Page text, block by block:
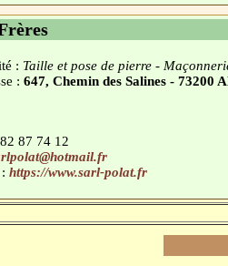
: Taille et pose de pierre -
: 647, Chemin des Salines - 73200
87 74 12
https://www.sarl-polat.fr